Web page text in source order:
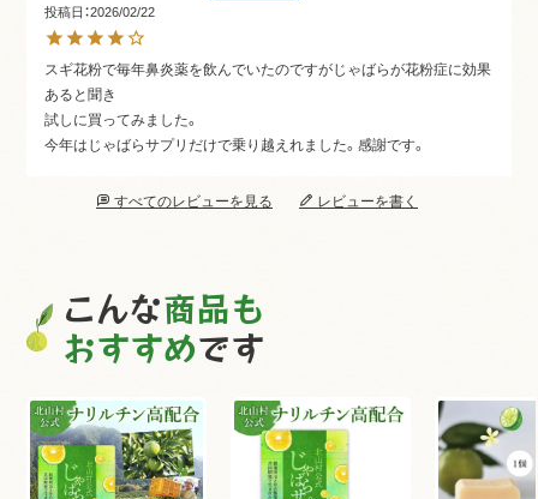
投稿日 2026/02/22
スギ花粉で毎年鼻炎薬を飲んでいたのですがじゃばらが花粉症に効果
あると聞き
試しに買ってみました。
今年はじゃばらサプリだけで乗り越えれました。感謝です。
すべてのレビューを見る レビューを書く
こんな商品も
おすすめです